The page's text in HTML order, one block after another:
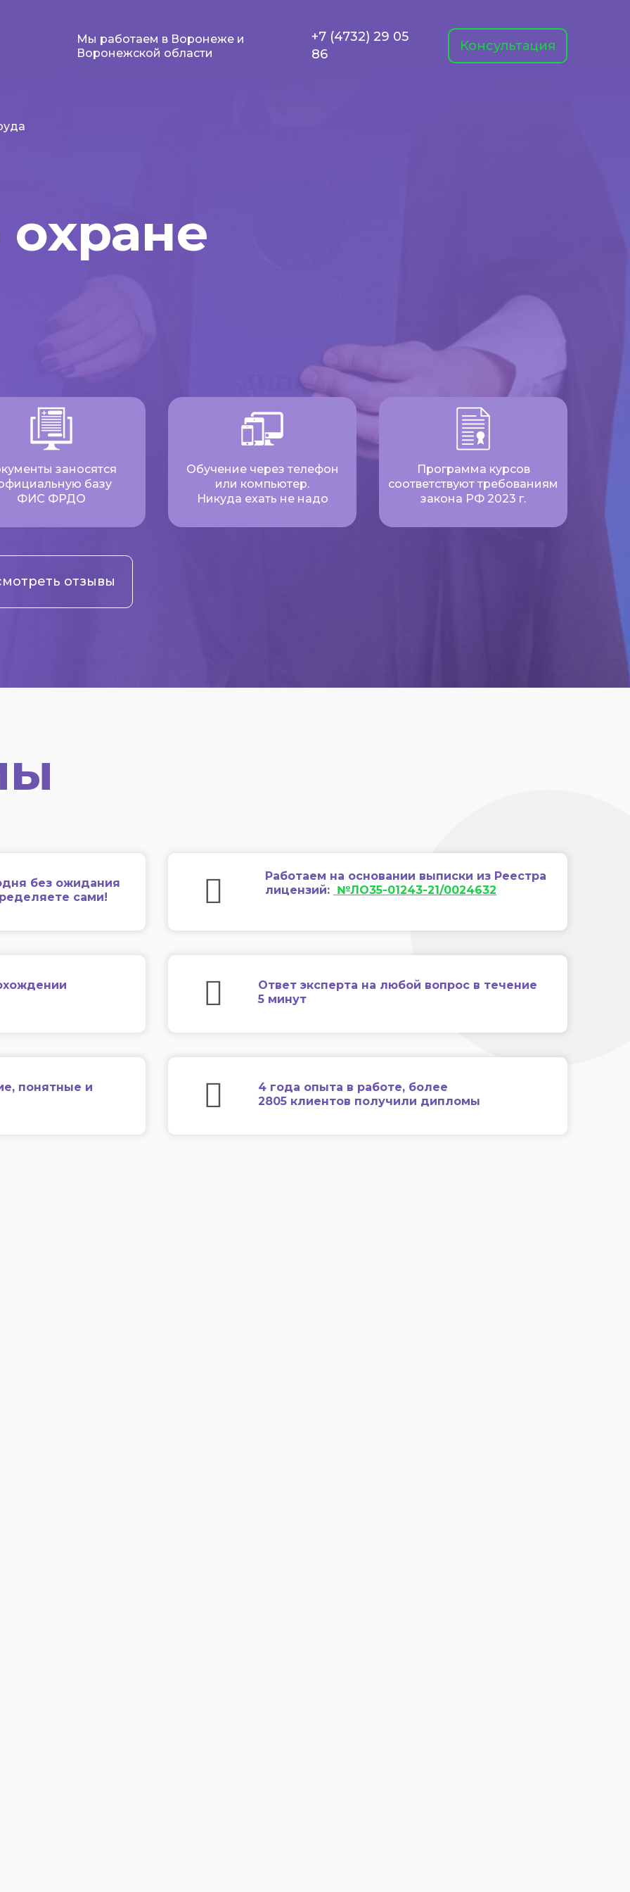
Мы работаем в Воронеже и
Воронежской области
+7 (4732) 29 05
86
Консультация
заносятся
базу
ФИС ФРДО
Обучение через телефон
или компьютер.
Никуда ехать не надо
Программа курсов
соответствуют требованиям
закона РФ 2023 г.
отзывы
без ожидания
сами!
Работаем на основании выписки из Реестра
лицензий: №ЛО35-01243-21/0024632
Ответ эксперта на любой вопрос в течение
5 минут
понятные и
4 года опыта в работе, более
2805 клиентов получили дипломы